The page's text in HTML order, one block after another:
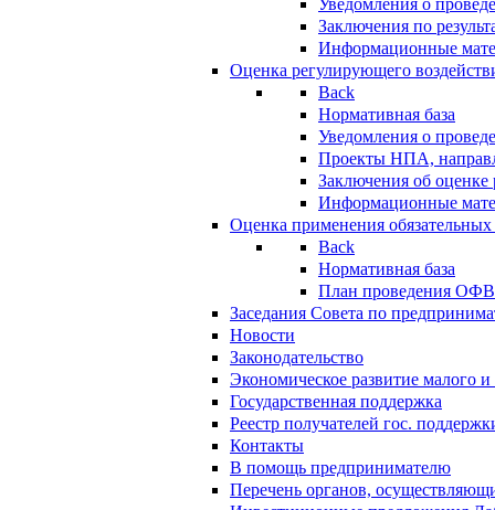
Уведомления о
Заключения по
Информационные
Оценка регулирующего
Back
Нормативная база
Уведомления о
Проекты НПА,
Заключения об
Информационные
Оценка применения
Back
Нормативная база
План проведения
Заседания Совета по
Новости
Законодательство
Экономическое развитие малого и
Государственная поддержка
Реестр получателей гос.
Контакты
В помощь предпринимателю
Перечень органов,